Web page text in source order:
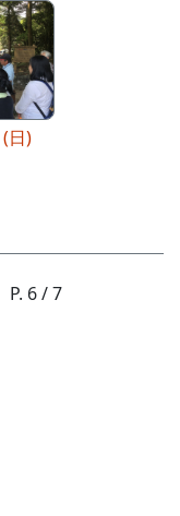
(日)
P. 6 / 7